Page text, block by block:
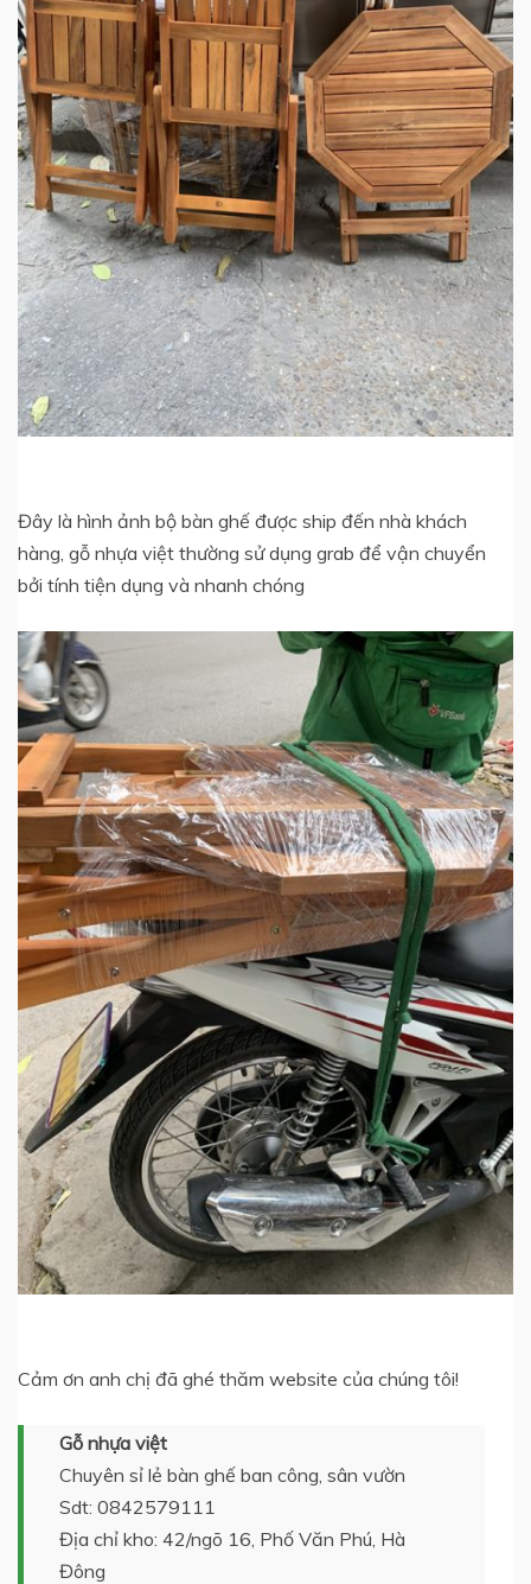
Đây là hình ảnh bộ bàn ghế được ship đến nhà khách
hàng, gỗ nhựa việt thường sử dụng grab để vận chuyển
bởi tính tiện dụng và nhanh chóng
Cảm ơn anh chị đã ghé thăm website của chúng tôi!
Gỗ nhựa việt
Chuyên sỉ lẻ bàn ghế ban công, sân vườn
Sdt: 0842579111
Địa chỉ kho: 42/ngõ 16, Phố Văn Phú, Hà
Đông